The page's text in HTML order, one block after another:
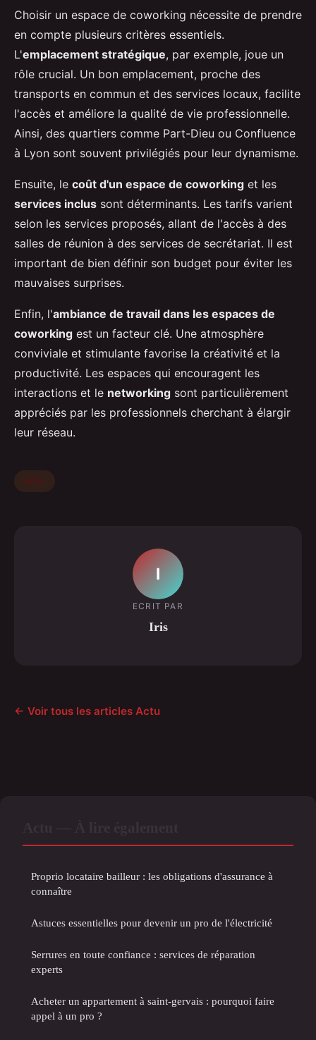
Choisir un espace de coworking nécessite de prendre
en compte plusieurs critères essentiels.
L'emplacement stratégique, par exemple, joue un
rôle crucial. Un bon emplacement, proche des
transports en commun et des services locaux, facilite
l'accès et améliore la qualité de vie professionnelle.
Ainsi, des quartiers comme Part-Dieu ou Confluence
à Lyon sont souvent privilégiés pour leur dynamisme.
Ensuite, le coût d'un espace de coworking et les
services inclus sont déterminants. Les tarifs varient
selon les services proposés, allant de l'accès à des
salles de réunion à des services de secrétariat. Il est
important de bien définir son budget pour éviter les
mauvaises surprises.
Enfin, l'ambiance de travail dans les espaces de
coworking est un facteur clé. Une atmosphère
conviviale et stimulante favorise la créativité et la
productivité. Les espaces qui encouragent les
interactions et le networking sont particulièrement
appréciés par les professionnels cherchant à élargir
leur réseau.
Actu
I
ECRIT PAR
Iris
← Voir tous les articles Actu
Proprio locataire bailleur : les obligations d'assurance à
connaître
Astuces essentielles pour devenir un pro de l'électricité
Serrures en toute confiance : services de réparation
experts
Acheter un appartement à saint-gervais : pourquoi faire
appel à un pro ?